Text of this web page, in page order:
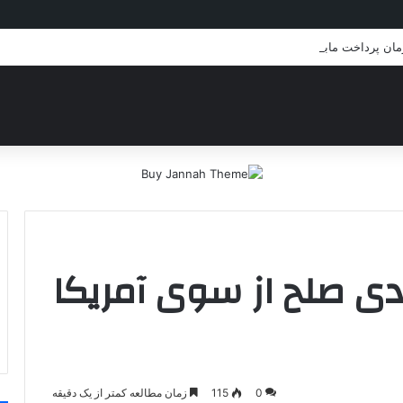
پرداخت مابه‌التفاوت حقوق بازنشستگان
صلح از سوی آمریکا
0
115 زمان مطالعه کمتر از یک دقیقه